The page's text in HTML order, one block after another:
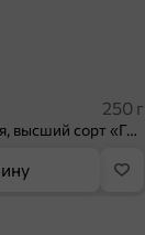
250 г
Говядина тушеная, высший сорт «Главпродукт», 250 г